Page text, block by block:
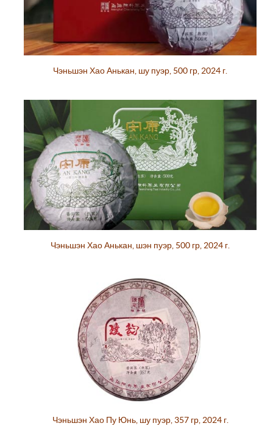
Чэньшэн Хао Анькан, шу пуэр, 500 гр, 2024 г.
Чэньшэн Хао Анькан, шэн пуэр, 500 гр, 2024 г.
Чэньшэн Хао Пу Юнь, шу пуэр, 357 гр, 2024 г.